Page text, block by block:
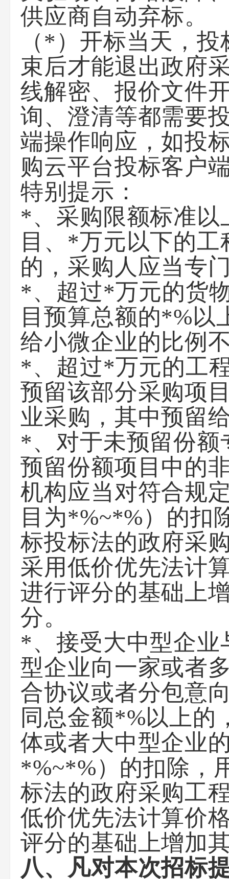
供应商自动弃标。
（*）开标当天，
束后才能退出政府
线解密、报价文件
询、澄清等都需要
端操作响应，如投
购云平台投标客户
特别提示：
*、采购限额标准
目、*万元以下的
的，采购人应当专
*、超过*万元的货
目预算总额的*%以
给小微企业的比例
*、超过*万元的工
预留该部分采购项
业采购，其中预留
*、对于未预留份额
预留份额项目中的
机构应当对符合规
目为*%~*%）的扣
标投标法的政府采
采用低价优先法计
进行评分的基础上
分。
*、接受大中型企业
型企业向一家或者
合协议或者分包意
同总金额*%以上的
体或者大中型企业
*%~*%）的扣除，
标法的政府采购工
低价优先法计算价
评分的基础上增加
八、凡对本次招标